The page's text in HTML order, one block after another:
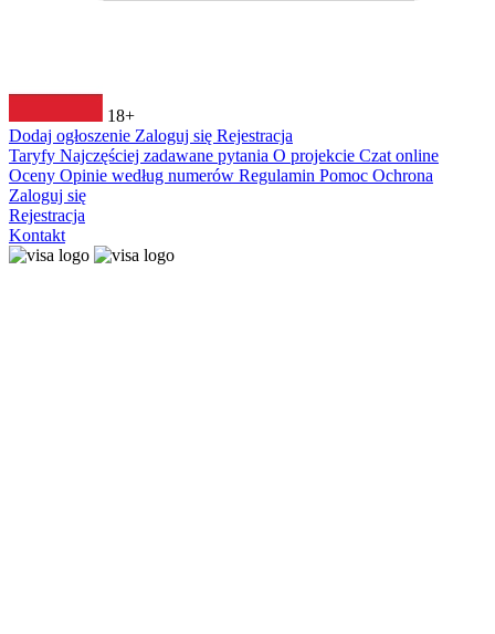
18+
Dodaj ogłoszenie Zaloguj się Rejestracja
Taryfy Najczęściej zadawane pytania O projekcie Czat online
Oceny Opinie według numerów Regulamin Pomoc Ochrona
Zaloguj się
Rejestracja
Kontakt